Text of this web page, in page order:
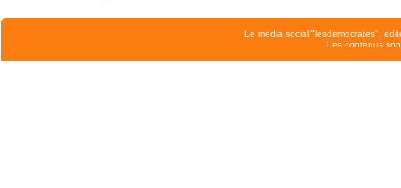
Le média social "lesdémocrates",
Les contenus